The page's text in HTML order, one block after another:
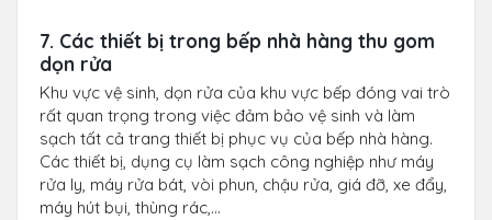
7. Các thiết bị trong bếp nhà hàng thu gom
dọn rửa
Khu vực vệ sinh, dọn rửa của khu vực bếp đóng vai trò
rất quan trọng trong việc đảm bảo vệ sinh và làm
sạch tất cả trang thiết bị phục vụ của bếp nhà hàng.
Các thiết bị, dụng cụ làm sạch công nghiệp như máy
rửa ly, máy rửa bát, vòi phun, chậu rửa, giá đỡ, xe đẩy,
máy hút bụi, thùng rác,...